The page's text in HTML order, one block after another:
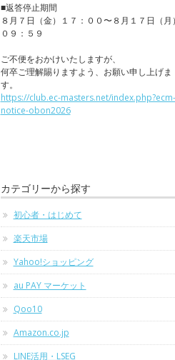
■返答停止期間
８月７日（金）１７：００〜８月１７日（月）
０９：５９
ご不便をおかけいたしますが、
何卒ご理解賜りますよう、お願い申し上げま
す。
https://club.ec-masters.net/index.php?ecm-
notice-obon2026
カテゴリーから探す
初心者・はじめて
楽天市場
Yahoo!ショッピング
au PAY マーケット
Qoo10
Amazon.co.jp
LINE活用・LSEG